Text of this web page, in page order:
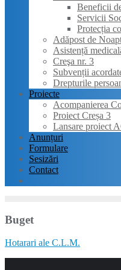
Beneficii
Servicii
Protecția
Adăpost de
Asistență
Creşa nr. 3
Subvenții
Drepturile
Proiecte
Acompanierea
Proiect Creșa 3
Lansare proiect
Anunțuri
Formulare
Sesizări
Contact
Buget
Hotarari ale C.L.M.